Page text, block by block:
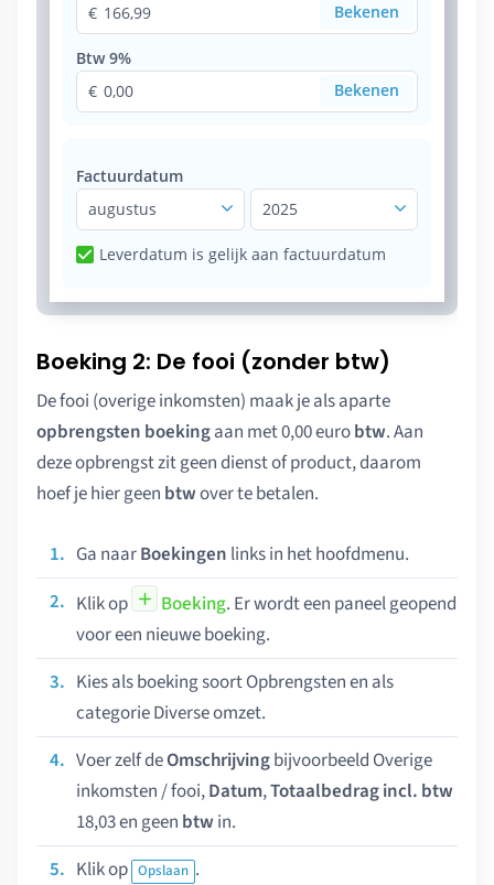
166,99
Btw 9%
0,00
Factuurdatum
augustus
2025
Leverdatum is gelijk aan factuurdatum
Boeking 2: De fooi (zonder btw)
De fooi (overige inkomsten) maak je als aparte
opbrengsten boekingaan met 0,00 eurobtw. Aan
deze opbrengst zit geen dienst of product, daarom
hoef je hier geen btwover te betalen.
Ga naarBoekingen links in het hoofdmenu.
Klik op
Boeking. Er wordt een paneel geopend
voor een nieuwe boeking.
Kies als boeking soort Opbrengsten en als
categorie Diverse omzet.
Voer zelf deOmschrijvingbijvoorbeeld Overige
inkomsten / fooi,Datum,Totaalbedrag incl. btw
18,03 en geen btw in.
Klik op Opslaan .